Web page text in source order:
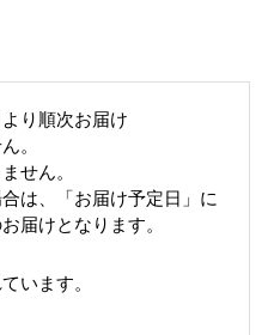
り順次お届け
。
せん。
は、「お届け予定日」に
届けとなります。
います。